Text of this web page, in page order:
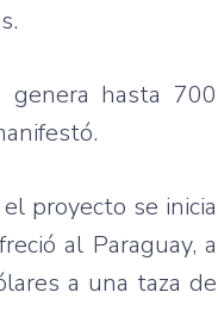
genera hasta 700
proyecto se inicia
al Paraguay, a
a una taza de